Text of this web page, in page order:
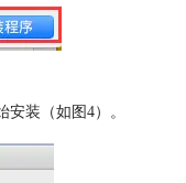
装（如图4）。